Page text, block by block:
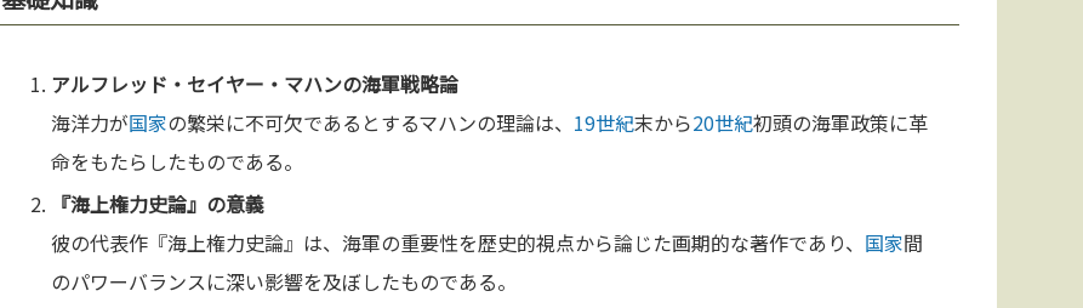
アルフレッド・セイヤー・マハンの海軍戦略論
海洋力が国家の繁栄に不可欠であるとするマハンの理論は、 19世紀末から20世紀初頭の海軍政策に革
命をもたらしたものである。
『海上権力史論』の意義
彼の代表作『海上権力史論』は、海軍の重要性を歴史的視点から論じた画期的な著作であり、 国家間
のパワーバランスに深い影響を及ぼしたものである。